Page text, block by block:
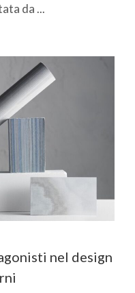
da ...
nel design